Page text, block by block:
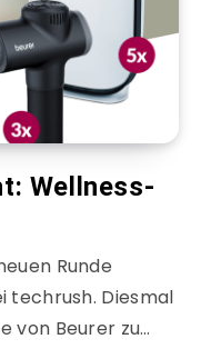
Wellness-
Runde
techrush. Diesmal
von Beurer zu…